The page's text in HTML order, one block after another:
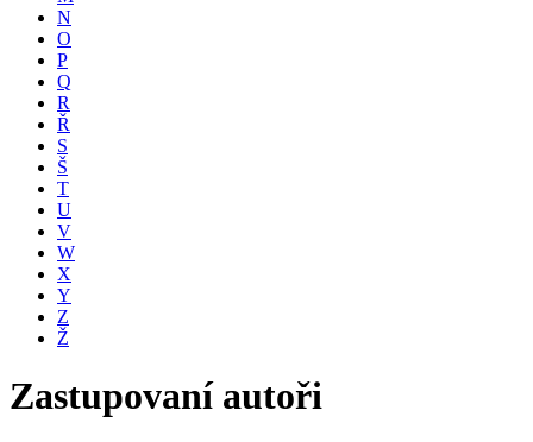
N
O
P
Q
R
Ř
S
Š
T
U
V
W
X
Y
Z
Ž
Zastupovaní autoři